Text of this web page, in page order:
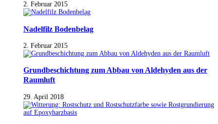
2. Februar 2015
Nadelfilz Bodenbelag
2. Februar 2015
Grundbeschichtung zum Abbau von Aldehyden aus der
Raumluft
29. April 2018